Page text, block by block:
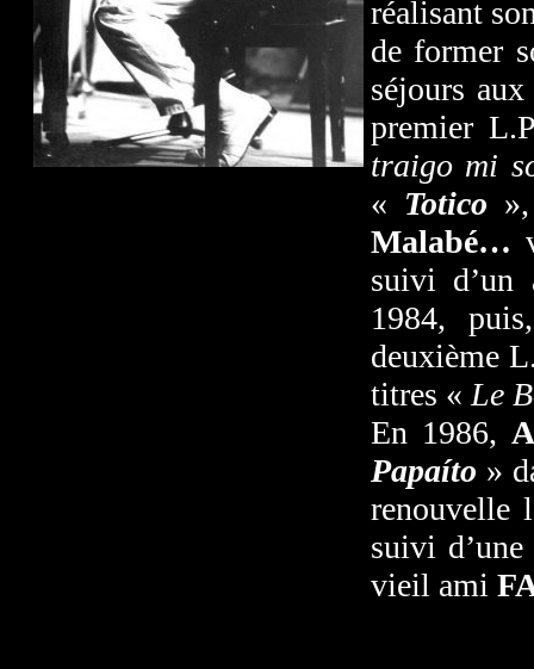
réalisant
de former
séjours
premier
traigo mi
« Totico
Malabé…
suivi
1984,
deuxième
titres « Le
En 1986,
Papaíto »
renouvelle
suivi
vieil ami